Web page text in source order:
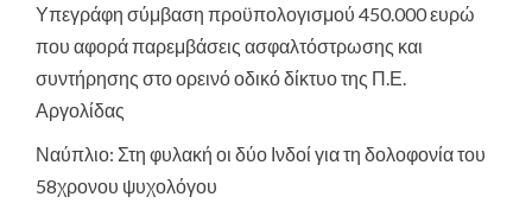
Υπεγράφη σύμβαση προϋπολογισμού 450.000 ευρώ
που αφορά παρεμβάσεις ασφαλτόστρωσης και
συντήρησης στο ορεινό οδικό δίκτυο της Π.Ε.
Αργολίδας
Ναύπλιο: Στη φυλακή οι δύο Ινδοί για τη δολοφονία του
58χρονου ψυχολόγου